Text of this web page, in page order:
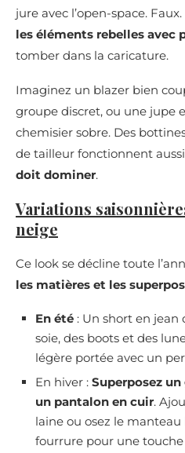
jure avec l’open-space.
les éléments rebelles avec
tomber dans la caricature.
Imaginez un blazer bien
groupe discret, ou une jupe
chemisier sobre. Des
de tailleur fonctionnent
doit dominer.
Variations
neige
Ce look se décline toute
les matières et les
En été : Un short en jean
soie, des boots et des
légère portée avec un
En hiver : Superposez
un pantalon en cuir.
laine ou osez le
fourrure pour une